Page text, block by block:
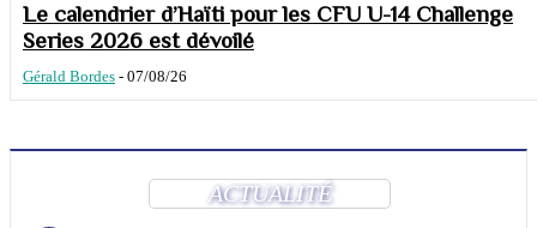
Le calendrier d’Haïti pour les CFU U-14 Challenge
Series 2026 est dévoilé
Gérald Bordes - 07/08/26
ACTUALITÉ